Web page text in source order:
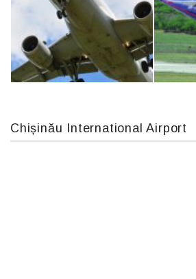
Boeing 737 MAX 8, TC-LCC
Chișinău International Airport